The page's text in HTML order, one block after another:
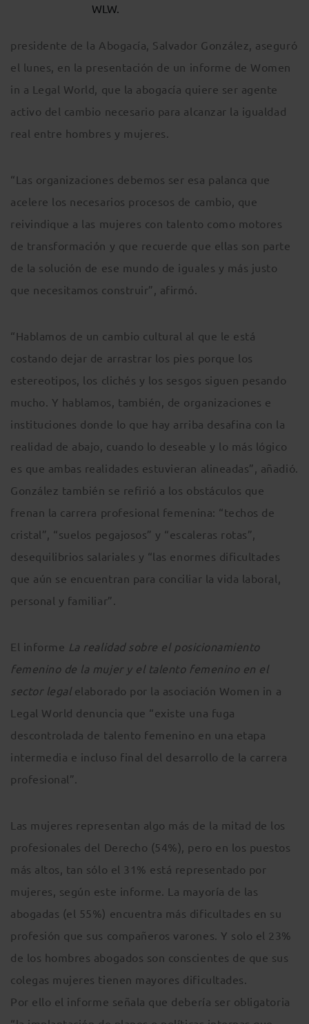
WLW.
presidente de la Abogacía, Salvador González, aseguró
el lunes, en la presentación de un informe de Women
in a Legal World, que la abogacía quiere ser agente
activo del cambio necesario para alcanzar la igualdad
real entre hombres y mujeres.
“Las organizaciones debemos ser esa palanca que
acelere los necesarios procesos de cambio, que
reivindique a las mujeres con talento como motores
de transformación y que recuerde que ellas son parte
de la solución de ese mundo de iguales y más justo
que necesitamos construir”, afirmó.
“Hablamos de un cambio cultural al que le está
costando dejar de arrastrar los pies porque los
estereotipos, los clichés y los sesgos siguen pesando
mucho. Y hablamos, también, de organizaciones e
instituciones donde lo que hay arriba desafina con la
realidad de abajo, cuando lo deseable y lo más lógico
es que ambas realidades estuvieran alineadas”, añadió.
González también se refirió a los obstáculos que
frenan la carrera profesional femenina: “techos de
cristal”, “suelos pegajosos” y “escaleras rotas”,
desequilibrios salariales y “las enormes dificultades
que aún se encuentran para conciliar la vida laboral,
personal y familiar”.
El informe La realidad sobre el posicionamiento
femenino de la mujer y el talento femenino en el
sector legalelaborado por la asociación Women in a
Legal World denuncia que “existe una fuga
descontrolada de talento femenino en una etapa
intermedia e incluso final del desarrollo de la carrera
profesional”.
Las mujeres representan algo más de la mitad de los
profesionales del Derecho (54%), pero en los puestos
más altos, tan sólo el 31% está representado por
mujeres, según este informe. La mayoría de las
abogadas (el 55%) encuentra más dificultades en su
profesión que sus compañeros varones. Y solo el 23%
de los hombres abogados son conscientes de que sus
colegas mujeres tienen mayores dificultades.
Por ello el informe señala que debería ser obligatoria